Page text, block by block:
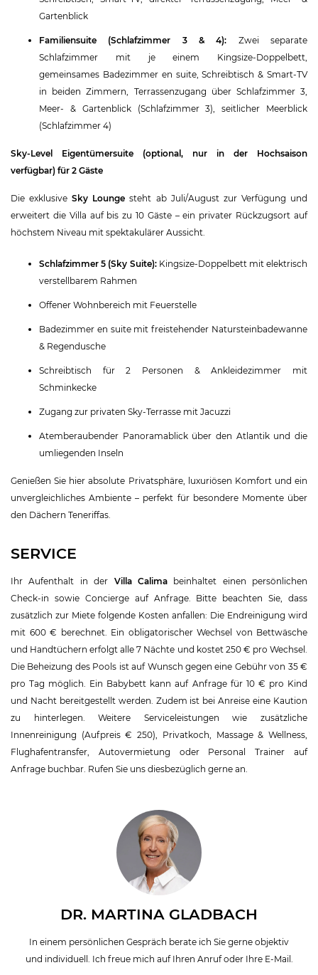
Gartenblick
Familiensuite (Schlafzimmer 3 & 4): Zwei separate
Schlafzimmer mit je einem Kingsize-Doppelbett,
gemeinsames Badezimmer en suite, Schreibtisch & Smart-TV
in beiden Zimmern, Terrassenzugang über Schlafzimmer 3,
Meer- & Gartenblick (Schlafzimmer 3), seitlicher Meerblick
(Schlafzimmer 4)
Sky-Level Eigentümersuite (optional, nur in der Hochsaison
verfügbar) für 2 Gäste
Die exklusiveSky Lounge steht ab Juli/August zur Verfügung und
erweitert die Villa auf bis zu 10 Gäste – ein privater Rückzugsort auf
höchstem Niveau mit spektakulärer Aussicht.
Schlafzimmer 5 (Sky Suite):Kingsize-Doppelbett mit elektrisch
verstellbarem Rahmen
Offener Wohnbereich mit Feuerstelle
Badezimmer en suite mit freistehender Natursteinbadewanne
& Regendusche
Schreibtisch für 2 Personen & Ankleidezimmer mit
Schminkecke
Zugang zur privaten Sky-Terrasse mit Jacuzzi
Atemberaubender Panoramablick über den Atlantik und die
umliegenden Inseln
Genießen Sie hier absolute Privatsphäre, luxuriösen Komfort und ein
unvergleichliches Ambiente – perfekt für besondere Momente über
den Dächern Teneriffas.
SERVICE
Ihr Aufenthalt in der Villa Calimabeinhaltet einen persönlichen
Check-in sowie Concierge auf Anfrage. Bitte beachten Sie, dass
zusätzlich zur Miete folgende Kosten anfallen: Die Endreinigung wird
mit 600 € berechnet. Ein obligatorischer Wechsel von Bettwäsche
und Handtüchern erfolgt alle 7 Nächte und kostet 250 € pro Wechsel.
Die Beheizung des Pools ist auf Wunsch gegen eine Gebühr von 35 €
pro Tag möglich. Ein Babybett kann auf Anfrage für 10 € pro Kind
und Nacht bereitgestellt werden. Zudem ist bei Anreise eine Kaution
zu hinterlegen. Weitere Serviceleistungen wie zusätzliche
Innenreinigung (Aufpreis € 250), Privatkoch, Massage & Wellness,
Flughafentransfer, Autovermietung oder Personal Trainer auf
Anfrage buchbar . Rufen Sie uns diesbezüglich gerne an.
DR. MARTINA GLADBACH
In einem persönlichen Gespräch berate ich Sie gerne objektiv
und individuell. Ich freue mich auf Ihren Anruf oder Ihre E-Mail.